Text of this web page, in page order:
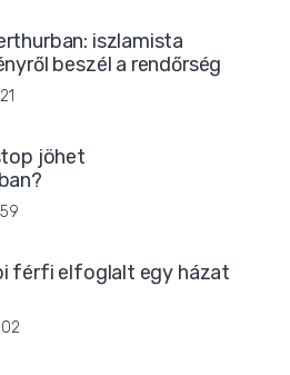
iszlamista
beszél a rendőrség
jöhet
férfi elfoglalt egy házat